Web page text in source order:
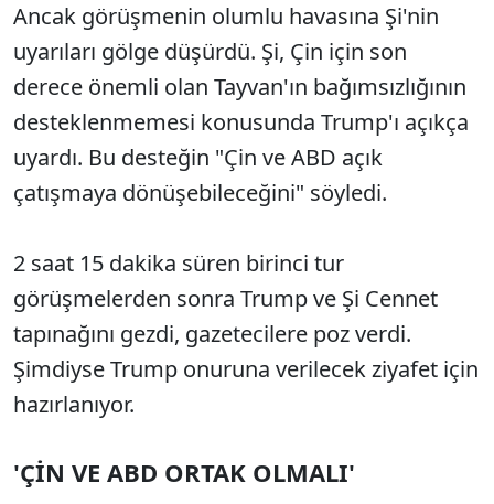
Ancak görüşmenin olumlu havasına Şi'nin
uyarıları gölge düşürdü. Şi, Çin için son
derece önemli olan Tayvan'ın bağımsızlığının
desteklenmemesi konusunda Trump'ı açıkça
uyardı. Bu desteğin "Çin ve ABD açık
çatışmaya dönüşebileceğini" söyledi.
2 saat 15 dakika süren birinci tur
görüşmelerden sonra Trump ve Şi Cennet
tapınağını gezdi, gazetecilere poz verdi.
Şimdiyse Trump onuruna verilecek ziyafet için
hazırlanıyor.
'ÇİN VE ABD ORTAK OLMALI'